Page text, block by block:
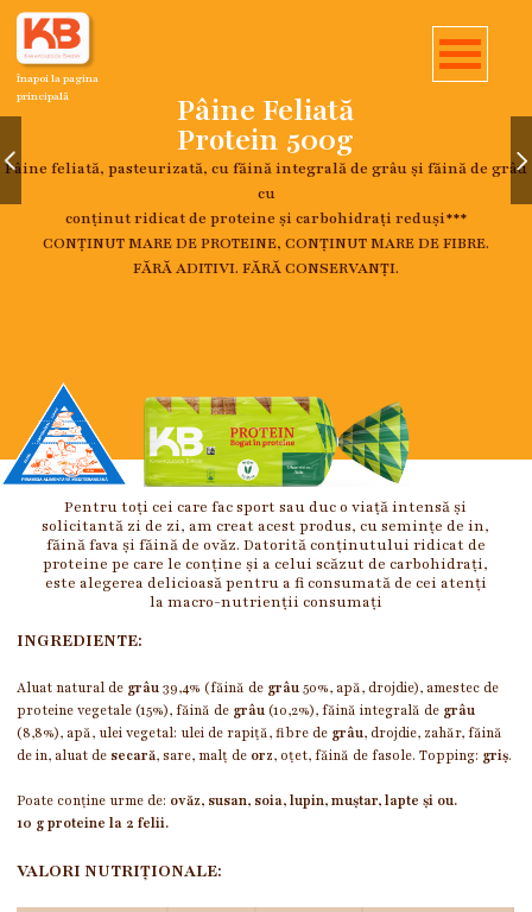
Înapoi la pagina
principală
Pâine Feliată
Protein 500g
Pâine feliată, pasteurizată, cu făină integrală de grâu și făină de grâu
cu
conținut ridicat de proteine și carbohidrați reduși***
CONȚINUT MARE DE PROTEINE, CONȚINUT MARE DE FIBRE.
FĂRĂ ADITIVI. FĂRĂ CONSERVANȚI.
Pentru toți cei care fac sport sau duc o viață intensă și
solicitantă zi de zi, am creat acest produs, cu semințe de in,
făină fava și făină de ovăz. Datorită conținutului ridicat de
proteine pe care le conține și a celui scăzut de carbohidrați,
este alegerea delicioasă pentru a fi consumată de cei atenți
la macro-nutrienții consumați
INGREDIENTE:
Aluat natural de grâu 39,4% (făină de grâu 50%, apă, drojdie), amestec de
proteine vegetale (15%), făină de grâu (10,2%), făină integrală de grâu
(8,8%), apă, ulei vegetal: ulei de rapiță, fibre de grâu, drojdie, zahăr, făină
de in, aluat de secară, sare, malț de orz, oțet, făină de fasole. Topping: griș.
Poate conține urme de: ovăz, susan, soia, lupin, muștar, lapte și ou.
10 g proteine la 2 felii.
VALORI NUTRIȚIONALE: